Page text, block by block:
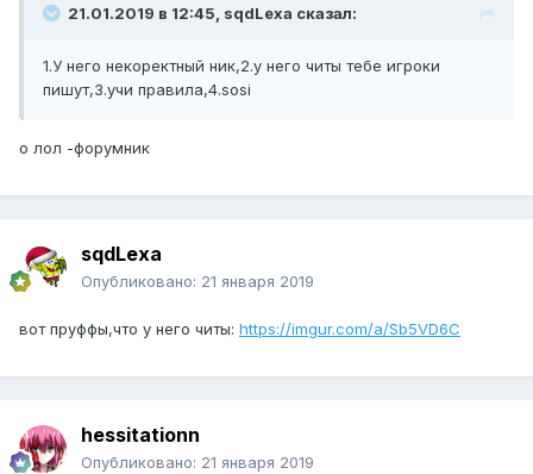
21.01.2019 в 12:45, sqdLexa сказал:
1.У него некоректный ник,2.у него читы тебе игроки
пишут,3.учи правила,4.sosi
о лол -форумник
sqdLexa
Опубликовано: 21 января 2019
вот пруффы,что у него читы: https://imgur.com/a/Sb5VD6C
hessitationn
Опубликовано: 21 января 2019